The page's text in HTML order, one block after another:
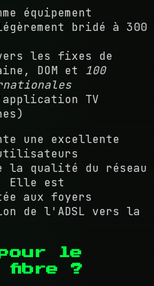
équipement
bridé à 300
les fixes de
DOM et 100
TV
une excellente
la qualité du réseau
Elle est
aux foyers
de l'ADSL vers la
le
fibre ?